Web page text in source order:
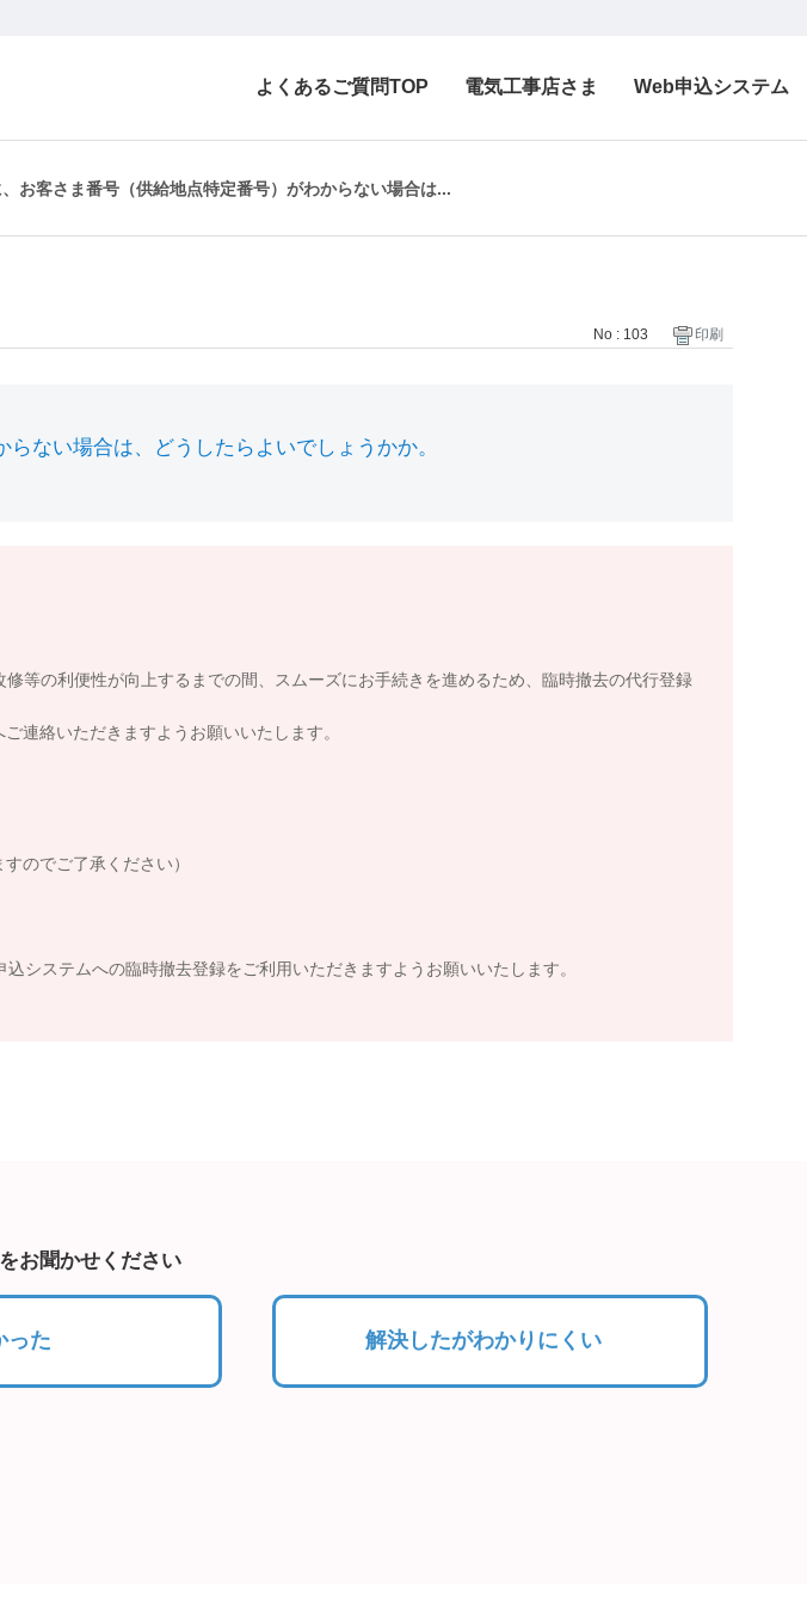
よくあるご質問TOP 電気工事店さま Web申込システム
お客さま番号（供給地点特定番号）がわからない場合は...
No : 103 印刷
ない場合は、どうしたらよいでしょうかか。
の利便性が向上するまでの間、スムーズにお手続きを進めるため、臨時撤去の代行登録
連絡いただきますようお願いいたします。
のでご了承ください）
システムへの臨時撤去登録をご利用いただきますようお願いいたします。
お聞かせください
った 解決したがわかりにくい